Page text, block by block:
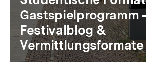
Gastspielprogramm
Festivalblog &
Vermittlungsformate